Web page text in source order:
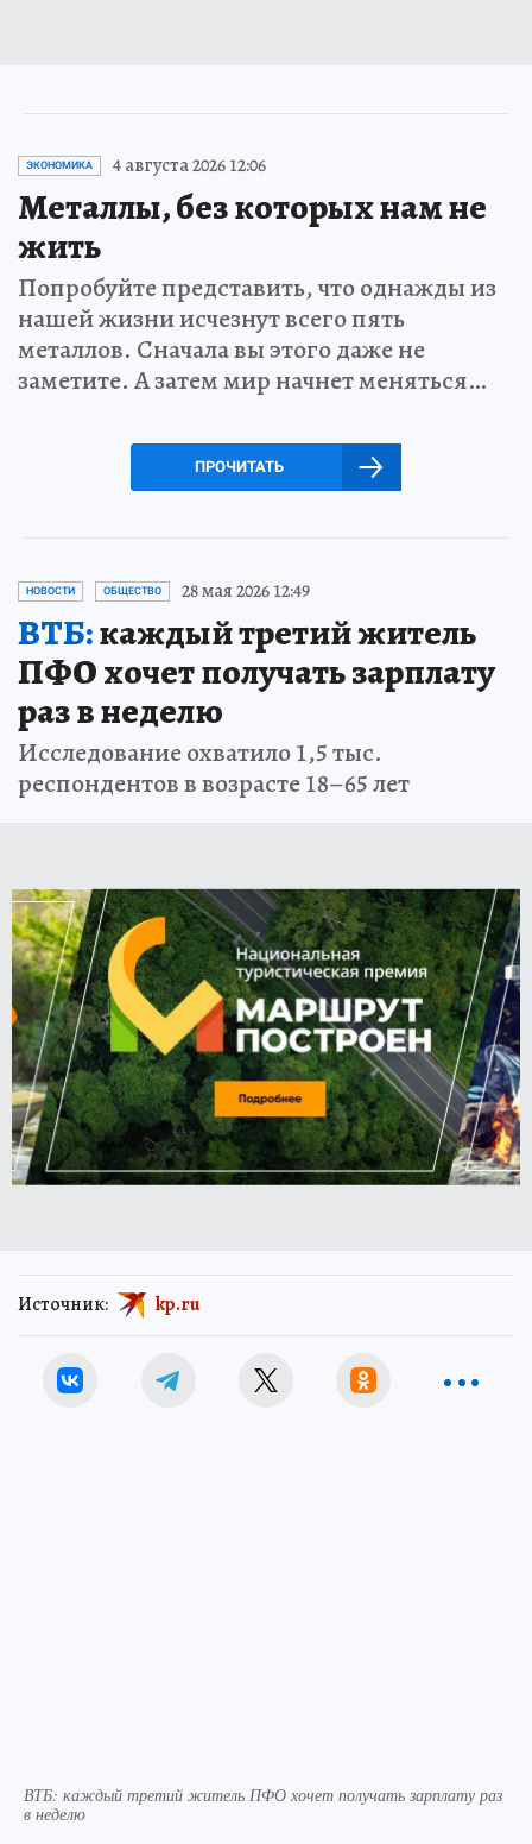
ЭКОНОМИКА 4 августа 2026 12:06
Металлы, без которых нам не
жить
Попробуйте представить, что однажды из
нашей жизни исчезнут всего пять
металлов. Сначала вы этого даже не
заметите. А затем мир начнет меняться…
ПРОЧИТАТЬ
НОВОСТИ ОБЩЕСТВО 28 мая 2026 12:49
ВТБ:каждый третий житель
ПФО хочет получать зарплату
раз в неделю
Исследование охватило 1,5 тыс.
респондентов в возрасте 18–65 лет
Источник: kp.ru
ВТБ: каждый третий житель ПФО хочет получать зарплату раз
в неделю